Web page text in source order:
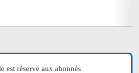
est réservé aux abonnés